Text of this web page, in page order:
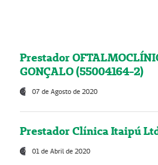
Prestador
GONÇALO (55004164-2)
07 de Agosto de 2020
Prestador Clínica Itaipú
01 de Abril de 2020